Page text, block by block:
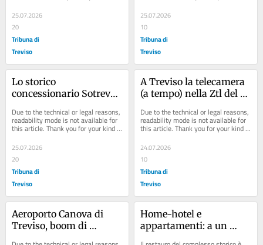
25.07.2026
20
Tribuna di
Treviso
25.07.2026
10
Tribuna di
Treviso
Lo storico
concessionario Sotreva
rendering definitivi
Due to the technical or legal reasons,
readability mode is not available for
this article. Thank you for your kind
25.07.2026
20
Tribuna di
Treviso
A Treviso la telecamera
(a tempo) nella Ztl del
Due to the technical or legal reasons,
readability mode is not available for
this article. Thank you for your kind
24.07.2026
10
Tribuna di
Treviso
Aeroporto Canova di
Treviso, boom di
Home-hotel e
appartamenti: a un